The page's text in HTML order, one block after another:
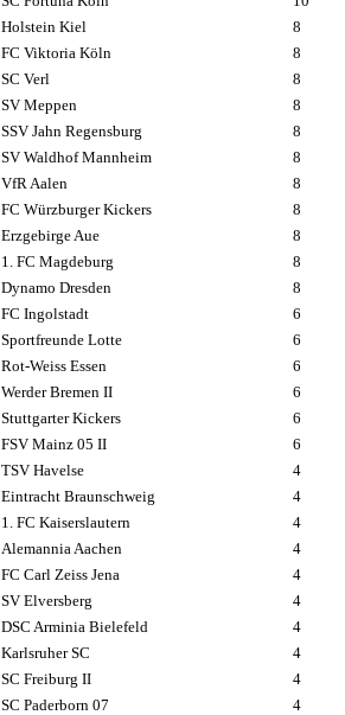
Holstein Kiel
8
FC Viktoria Köln
8
SC Verl
8
SV Meppen
8
SSV Jahn Regensburg
8
SV Waldhof Mannheim
8
VfR Aalen
8
FC Würzburger Kickers
8
Erzgebirge Aue
8
1. FC Magdeburg
8
Dynamo Dresden
8
FC Ingolstadt
6
Sportfreunde Lotte
6
Rot-Weiss Essen
6
Werder Bremen II
6
Stuttgarter Kickers
6
FSV Mainz 05 II
6
TSV Havelse
4
Eintracht Braunschweig
4
1. FC Kaiserslautern
4
Alemannia Aachen
4
FC Carl Zeiss Jena
4
SV Elversberg
4
DSC Arminia Bielefeld
4
Karlsruher SC
4
SC Freiburg II
4
SC Paderborn 07
4